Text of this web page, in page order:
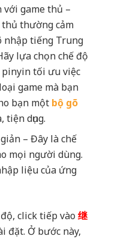
với game thủ –
thường cảm
nhập tiếng Trung
lựa chọn chế độ
pinyin tối ưu việc
game mà bạn
bạn một bộ gõ
tiện dụng.
– Đây là chế
mọi người dùng.
liệu của ứng
click tiếp vào 继
đặt. Ở bước này,